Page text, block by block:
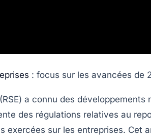
: focus sur les avancées de
a connu des développements
des régulations relatives au
exercées sur les entreprises. Cet